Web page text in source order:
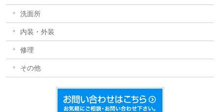
洗面所
内装・外装
修理
その他